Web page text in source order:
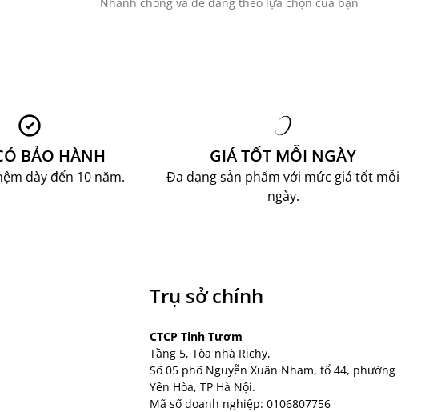
BẢO HÀNH
dày đến 10 năm.
GIÁ TỐT MỖI NGÀY
Đa dạng sản phẩm với mức giá tốt mỗi
ngày.
Trụ sở chính
CTCP Tinh Tươm
Tầng 5, Tòa nhà Richy,
Số 05 phố Nguyễn Xuân Nham, tổ 44, phường
Yên Hòa, TP Hà Nội.
Mã số doanh nghiệp: 0106807756